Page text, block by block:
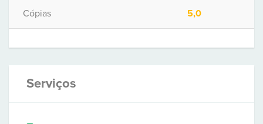
Cópias 5,0
Serviços